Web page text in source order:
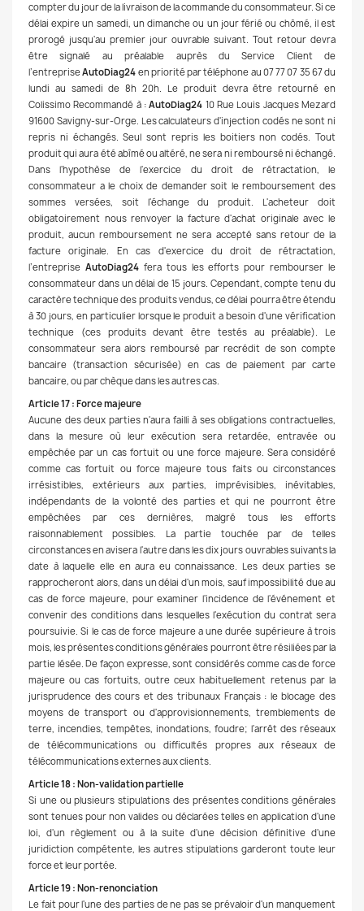
compter du jour de la livraison de la commande du consommateur. Si ce
délai expire un samedi, un dimanche ou un jour férié ou chômé, il est
prorogé jusqu'au premier jour ouvrable suivant. Tout retour devra
être signalé au préalable auprès du Service Client de
l’entrepriseAutoDiag24 en priorité par téléphone au 07 77 07 35 67 du
lundi au samedi de 8h 20h. Le produit devra être retourné en
Colissimo Recommandé à :AutoDiag24 10 Rue Louis Jacques Mezard
91600 Savigny-sur-Orge. Les calculateurs d'injection codés ne sont ni
repris ni échangés. Seul sont repris les boitiers non codés. Tout
produit qui aura été abîmé ou altéré, ne sera ni remboursé ni échangé.
Dans l'hypothèse de l'exercice du droit de rétractation, le
consommateur a le choix de demander soit le remboursement des
sommes versées, soit l'échange du produit. L'acheteur doit
obligatoirement nous renvoyer la facture d'achat originale avec le
produit, aucun remboursement ne sera accepté sans retour de la
facture originale. En cas d'exercice du droit de rétractation,
l’entreprise AutoDiag24fera tous les efforts pour rembourser le
consommateur dans un délai de 15 jours. Cependant, compte tenu du
caractère technique des produits vendus, ce délai pourra être étendu
à 30 jours, en particulier lorsque le produit a besoin d'une vérification
technique (ces produits devant être testés au préalable). Le
consommateur sera alors remboursé par recrédit de son compte
bancaire (transaction sécurisée) en cas de paiement par carte
bancaire, ou par chèque dans les autres cas.
Article 17 : Force majeure
Aucune des deux parties n'aura failli à ses obligations contractuelles,
dans la mesure où leur exécution sera retardée, entravée ou
empêchée par un cas fortuit ou une force majeure. Sera considéré
comme cas fortuit ou force majeure tous faits ou circonstances
irrésistibles, extérieurs aux parties, imprévisibles, inévitables,
indépendants de la volonté des parties et qui ne pourront être
empêchées par ces dernières, malgré tous les efforts
raisonnablement possibles. La partie touchée par de telles
circonstances en avisera l'autre dans les dix jours ouvrables suivants la
date à laquelle elle en aura eu connaissance. Les deux parties se
rapprocheront alors, dans un délai d'un mois, sauf impossibilité due au
cas de force majeure, pour examiner l'incidence de l'événement et
convenir des conditions dans lesquelles l'exécution du contrat sera
poursuivie. Si le cas de force majeure a une durée supérieure à trois
mois, les présentes conditions générales pourront être résiliées par la
partie lésée. De façon expresse, sont considérés comme cas de force
majeure ou cas fortuits, outre ceux habituellement retenus par la
jurisprudence des cours et des tribunaux Français : le blocage des
moyens de transport ou d'approvisionnements, tremblements de
terre, incendies, tempêtes, inondations, foudre; l'arrêt des réseaux
de télécommunications ou difficultés propres aux réseaux de
télécommunications externes aux clients.
Article 18 : Non-validation partielle
Si une ou plusieurs stipulations des présentes conditions générales
sont tenues pour non valides ou déclarées telles en application d'une
loi, d'un règlement ou à la suite d'une décision définitive d'une
juridiction compétente, les autres stipulations garderont toute leur
force et leur portée.
Article 19 : Non-renonciation
Le fait pour l'une des parties de ne pas se prévaloir d'un manquement